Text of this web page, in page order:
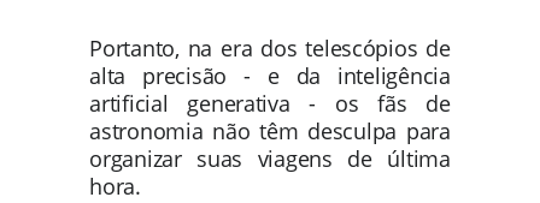
Portanto, na era dos telescópios de
alta precisão - e da inteligência
artificial generativa - os fãs de
astronomia não têm desculpa para
organizar suas viagens de última
hora.